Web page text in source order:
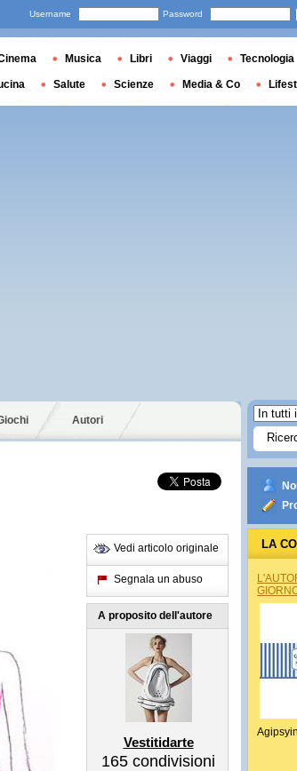
Autori
Vedi articolo originale
Segnala un abuso
A proposito dell'autore
Vestitidarte
165 condivisioni
LA
Username Password
Musica Libri Viaggi Tecnologia
Salute Scienze Media & Co